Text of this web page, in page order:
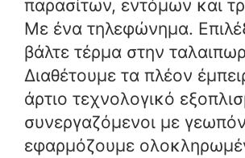
παρασίτων, εντόμων και
Με ένα τηλεφώνημα.
βάλτε τέρμα στην
Διαθέτουμε τα πλέον
άρτιο τεχνολογικό
συνεργαζόμενοι με
εφαρμόζουμε